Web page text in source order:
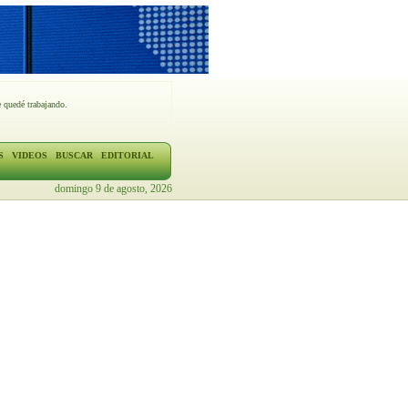
trabajando.
VIDEOS BUSCAR
EDITORIAL
domingo 9 de agosto, 2026